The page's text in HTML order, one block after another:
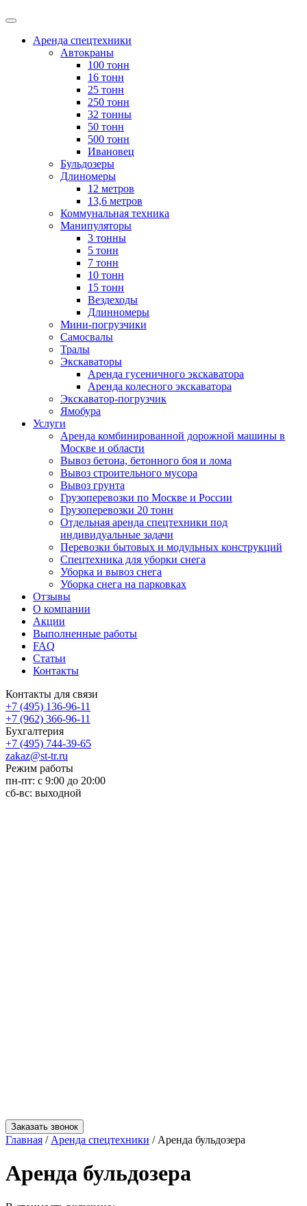
Аренда спецтехники
Автокраны
100 тонн
16 тонн
25 тонн
250 тонн
32 тонны
50 тонн
500 тонн
Ивановец
Бульдозеры
Длиномеры
12 метров
13,6 метров
Коммунальная техника
Манипуляторы
3 тонны
5 тонн
7 тонн
10 тонн
15 тонн
Вездеходы
Длинномеры
Мини-погрузчики
Самосвалы
Тралы
Экскаваторы
Аренда гусеничного экскаватора
Аренда колесного экскаватора
Экскаватор-погрузчик
Ямобура
Услуги
Аренда комбинированной дорожной машины в
Москве и области
Вывоз бетона, бетонного боя и лома
Вывоз строительного мусора
Вывоз грунта
Грузоперевозки по Москве и России
Грузоперевозки 20 тонн
Отдельная аренда спецтехники под
индивидуальные задачи
Перевозки бытовых и модульных конструкций
Спецтехника для уборки снега
Уборка и вывоз снега
Уборка снега на парковках
Отзывы
О компании
Акции
Выполненные работы
FAQ
Статьи
Контакты
Контакты для связи
+7 (495) 136-96-11
+7 (962) 366-96-11
Бухгалтерия
+7 (495) 744-39-65
zakaz@st-tr.ru
Режим работы
пн-пт: с 9:00 до 20:00
сб-вс: выходной
Заказать звонок
Главная / Аренда спецтехники / Аренда бульдозера
Аренда бульдозера